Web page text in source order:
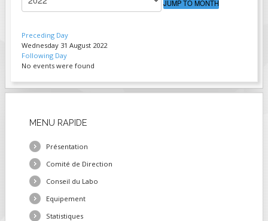
JUMP TO MONTH
Preceding Day
Wednesday 31 August 2022
Following Day
No events were found
MENU RAPIDE
Présentation
Comité de Direction
Conseil du Labo
Equipement
Statistiques